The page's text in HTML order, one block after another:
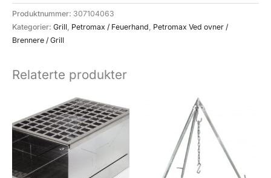
Petromax
fb1
antall
Produktnummer: 307104063
Kategorier: Grill Petromax / Feuerhand Petromax Ved ovner /
Brennere / Grill
Relaterte produkter